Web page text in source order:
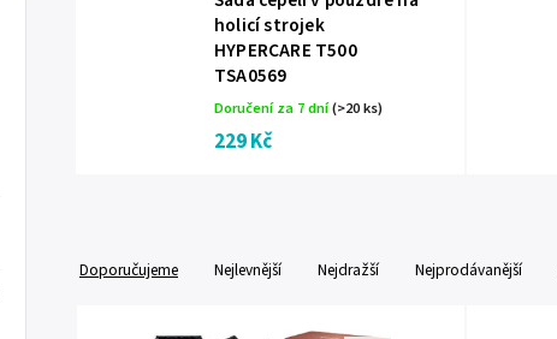
holicí strojek
HYPERCARE T500
TSA0569
Doručení za 7 dní(>20 ks)
229 Kč
Doporučujeme Nejlevnější Nejdražší Nejprodávanější